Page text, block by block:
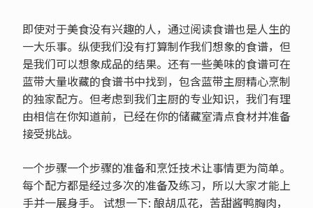
即使对于美食没有兴趣的人，通过阅读食谱也是人生的
一大乐事。纵使我们没有打算制作我们想象的食谱，但
是我们可以想象成品的结果。还有一些美味的食谱可在
蓝带大量收藏的食谱书中找到，包含蓝带主厨精心烹制
的独家配方。但考虑到我们主厨的专业知识，我们有理
由相信在你知道前，已经在你的储藏室清点食材并准备
接受挑战。
一个步骤一个步骤的准备和烹饪技术让事情更为简单。
每个配方都是经过多次的准备及练习，所以大家才能上
手并一展身手。 试想一下: 酿胡瓜花，苦甜酱鸭胸肉，